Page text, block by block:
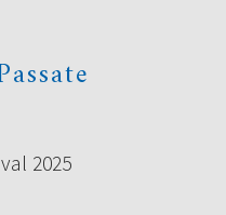
2025